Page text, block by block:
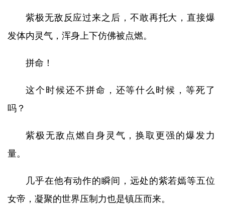
紫极无敌反应过来之后，不敢再托大，直接爆
发体内灵气，浑身上下仿佛被点燃。
拼命！
这个时候还不拼命，还等什么时候，等死了
吗？
紫极无敌点燃自身灵气，换取更强的爆发力
量。
几乎在他有动作的瞬间，远处的紫若嫣等五位
女帝，凝聚的世界压制力也是镇压而来。